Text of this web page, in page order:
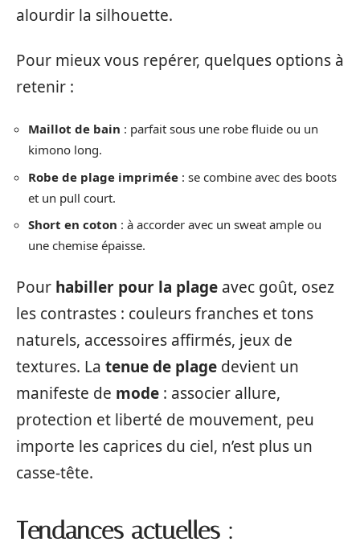
alourdir la silhouette.
Pour mieux vous repérer, quelques options à
retenir :
Maillot de bain : parfait sous une robe fluide ou un
kimono long.
Robe de plage imprimée : se combine avec des boots
et un pull court.
Short en coton : à accorder avec un sweat ample ou
une chemise épaisse.
Pour habiller pour la plage avec goût, osez
les contrastes : couleurs franches et tons
naturels, accessoires affirmés, jeux de
textures. La tenue de plage devient un
manifeste de mode : associer allure,
protection et liberté de mouvement, peu
importe les caprices du ciel, n’est plus un
casse-tête.
Tendances actuelles :